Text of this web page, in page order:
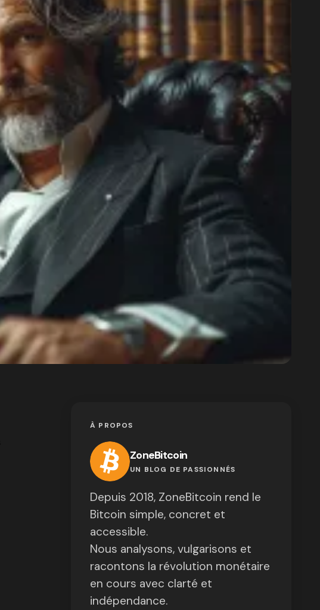
À PROPOS
ZoneBitcoin
UN BLOG DE PASSIONNÉS
Depuis 2018, ZoneBitcoin rend le
Bitcoin simple, concret et
accessible.
Nous analysons, vulgarisons et
racontons la révolution monétaire
en cours avec clarté et
indépendance.